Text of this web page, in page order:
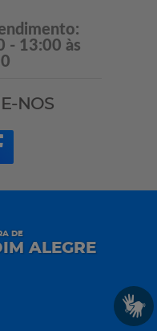
- 13:00 às
NOS
DE
ALEGRE